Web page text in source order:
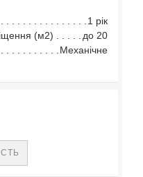
1 рік
(м2)
до 20
Механічне